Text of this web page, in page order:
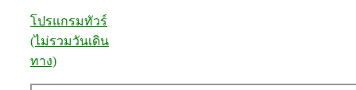
โปรแกรมทัวร์
(ไม่รวมวันเดิน
ทาง)